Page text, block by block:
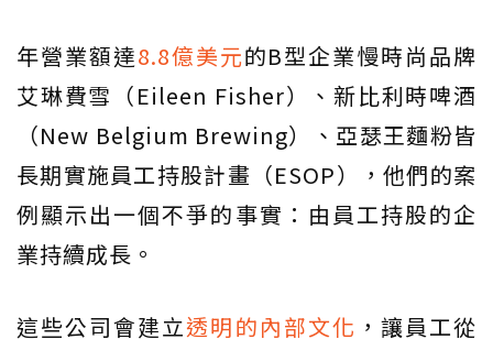
年營業額達8.8億美元的B型企業慢時尚品牌
艾琳費雪（Eileen Fisher）、新比利時啤酒
（New Belgium Brewing）、亞瑟王麵粉皆
長期實施員工持股計畫（ESOP），他們的案
例顯示出一個不爭的事實：由員工持股的企
業持續成長。
這些公司會建立透明的內部文化 ，讓員工從